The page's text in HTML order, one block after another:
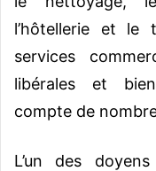
l’hôtellerie et le
services
libérales et
compte de
L’un des